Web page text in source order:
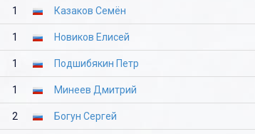
1 Казаков Семён
1 Новиков Елисей
1 Подшибякин Петр
1 Минеев Дмитрий
2 Богун Сергей